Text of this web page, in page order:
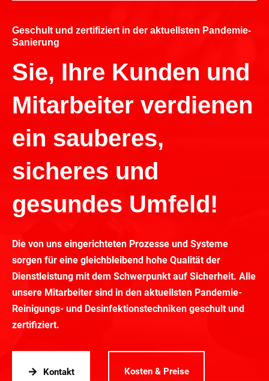
Geschult und zertifiziert in der aktuellsten Pandemie-
Sanierung
Sie, Ihre Kunden und
Mitarbeiter verdienen
ein sauberes,
sicheres und
gesundes Umfeld!
Die von uns eingerichteten Prozesse und Systeme
sorgen für eine gleichbleibend hohe Qualität der
Dienstleistung mit dem Schwerpunkt auf Sicherheit. Alle
unsere Mitarbeiter sind in den aktuellsten Pandemie-
Reinigungs- und Desinfektionstechniken geschult und
zertifiziert.
Kontakt Kosten & Preise